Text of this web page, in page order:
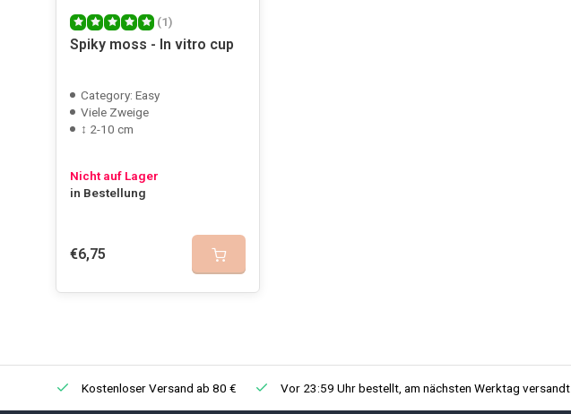
(1)
Spiky moss - In vitro cup
Category: Easy
Viele Zweige
↕ 2-10 cm
Nicht auf Lager
in Bestellung
€6,75
Kostenloser Versand ab 80 € Vor 23:59 Uhr bestellt, am nächsten Werktag versandt